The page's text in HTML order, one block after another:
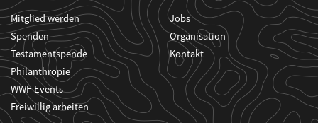
Mitglied werden
Spenden
Testamentspende
Philanthropie
WWF-Events
Freiwillig arbeiten
Jobs
Organisation
Kontakt